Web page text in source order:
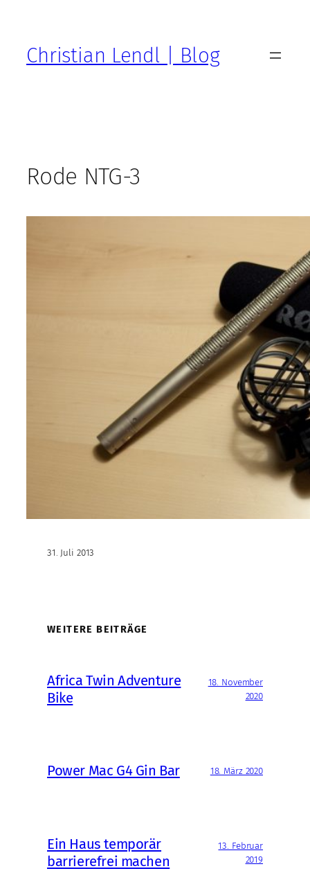
Christian Lendl | Blog
Rode NTG-3
31. Juli 2013
WEITERE BEITRÄGE
Africa Twin Adventure
Bike
18. November
2020
Power Mac G4 Gin Bar 18. März 2020
Ein Haus temporär
barrierefrei machen
13. Februar
2019